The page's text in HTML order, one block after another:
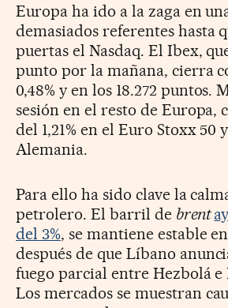
Europa ha ido a la zaga en
demasiados referentes hasta
puertas el Nasdaq. El Ibex,
punto por la mañana, cierra
0,48% y en los 18.272 puntos.
sesión en el resto de Europa,
del 1,21% en el Euro Stoxx 50
Alemania.
Para ello ha sido clave la
petrolero. El barril de brent
del 3%, se mantiene estable
después de que Líbano
fuego parcial entre Hezbolá e
Los mercados se muestran